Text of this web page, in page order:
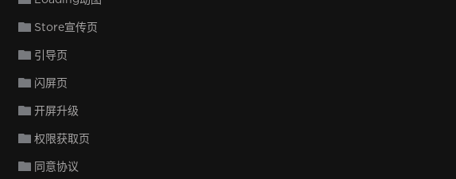
Store宣传页
引导页
闪屏页
开屏升级
权限获取页
同意协议